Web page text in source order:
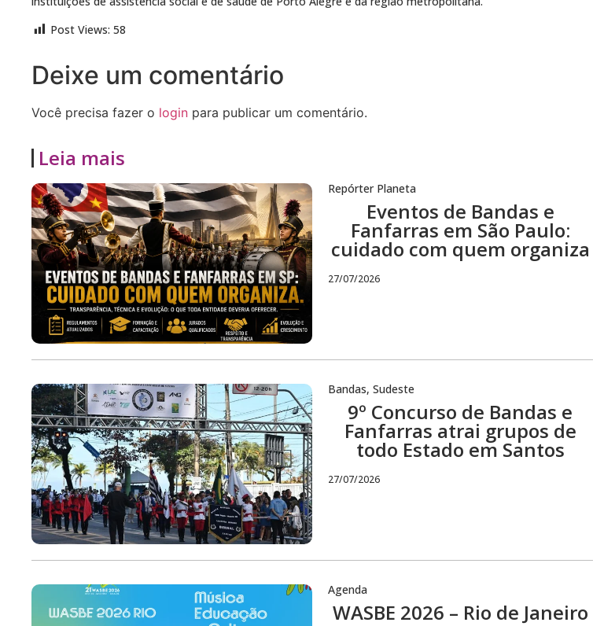
Post Views: 58
Deixe um comentário
Você precisa fazer o login para publicar um comentário.
Leia mais
Repórter Planeta
Eventos de Bandas e
Fanfarras em São Paulo:
cuidado com quem organiza
27/07/2026
Bandas, Sudeste
9º Concurso de Bandas e
Fanfarras atrai grupos de
todo Estado em Santos
27/07/2026
Agenda
WASBE 2026 – Rio de Janeiro